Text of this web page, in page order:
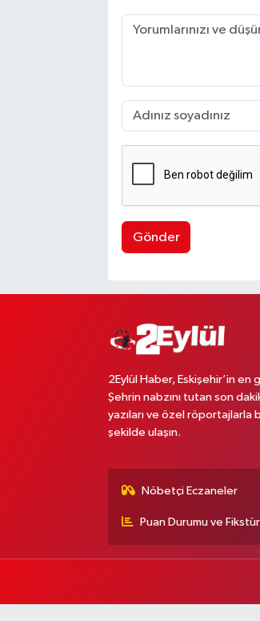
Gönder
2Eylül Haber, Eskişehir’in en
Şehrin nabzını tutan son
yazıları ve özel röportajlarla
şekilde ulaşın.
Nöbetçi Eczaneler
Puan Durumu ve Fikstür